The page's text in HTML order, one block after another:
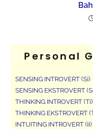
Personal
SENSING INTROVERT (Si)
SENSING EKSTROVERT
THINKING INTROVERT (Ti)
THINKING EKSTROVERT
INTUITING INTROVERT (Ii)